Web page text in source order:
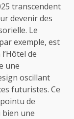
transcendent
devenir des
Le
exemple, est
de
une
oscillant
futuristes. Ce
de
bien une